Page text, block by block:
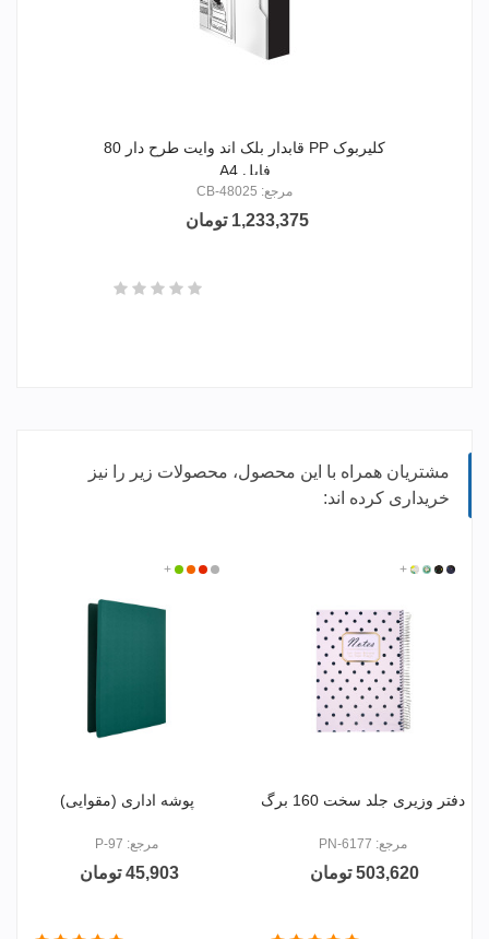
کلیربوک PP قابدار بلک اند وایت طرح دار 80
فایل A4
مرجع: CB-48025
1,233,375 تومان
مشتریان همراه با این محصول، محصولات زیر را نیز
خریداری کرده اند:
617704
617701
617706
617702
+
دفتر وزیری جلد سخت 160 برگ
مرجع: PN-6177
503,620 تومان
نقرهقرمزنارنجی
سبز
+
پوشه اداری (مقوایی)
مرجع: P-97
45,903 تومان